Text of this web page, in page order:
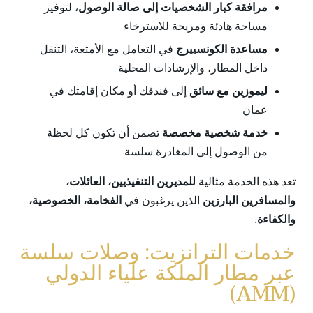
مرافقة كبار الشخصيات إلى صالة الوصول، لتوفير
مساحة هادئة ومريحة للاسترخاء
مساعدة الكونسييرج في التعامل مع الأمتعة، التنقل
داخل المطار، والإرشادات المحلية
ليموزين مع سائق إلى فندقك أو مكان إقامتك في
عمان
خدمة شخصية مخصصة تضمن أن تكون كل لحظة
من الوصول إلى المغادرة سلسة
تعد هذه الخدمة مثالية للمديرين التنفيذيين، العائلات،
والمسافرين البارزين الذين يرغبون في الفخامة، الخصوصية،
والكفاءة.
خدمات الترانزيت: وصلات سلسة
عبر مطار الملكة علياء الدولي
(AMM)